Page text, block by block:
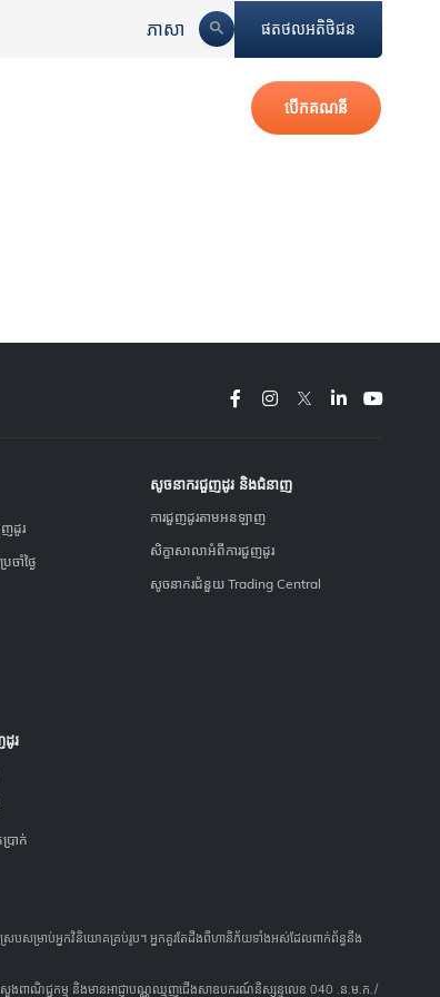
ភាសា ផតថលអតិថិជន
បើកគណនី
ញដូរ
ចាំថ្ងៃ
រ
រាក់
សូចនាករជួញដូរ និង​ជំនាញ
ការជួញដូរតាមអនឡាញ
សិក្ខាសាលា​អំពីការជួញដូរ
សូចនាករជំនួយ Trading Central
បសម្រាប់អ្នកវិនិយោគគ្រប់រូប។ អ្នកគួរតែដឹងពីហានិភ័យទាំងអស់ដែលពាក់ព័ន្ធនឹង
ងពាណិជ្ជកម្ម និងមានអាជ្ញាបណ្ណឈ្មួញជើងសាឧបករណ៍និស្សន្ទលេខ 040 .ន.ម.ក./